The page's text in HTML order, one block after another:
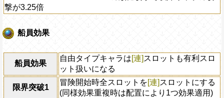
撃が3.25倍
船員効果
船員効果
自由タイプキャラは[連] スロットも有利スロ
ット扱いになる
限界突破1
冒険開始時全スロットを[連] スロットにする
(同様効果重複時は配置により1つ効果適用)